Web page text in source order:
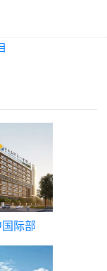
际部
中学国